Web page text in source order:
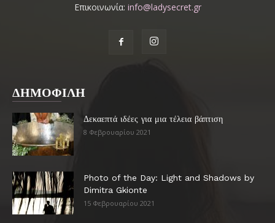
Επικοινωνία: info@ladysecret.gr
ΔΗΜΟΦΙΛΗ
Δεκαεπτά ιδέες για μια τέλεια βάπτιση
8 Φεβρουαρίου 2021
Photo of the Day: Light and Shadows by
Dimitra Gkionte
15 Φεβρουαρίου 2021